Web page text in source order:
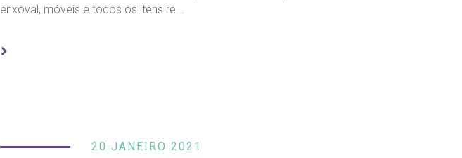
enxoval, móveis e todos os itens re...
20 JANEIRO 2021